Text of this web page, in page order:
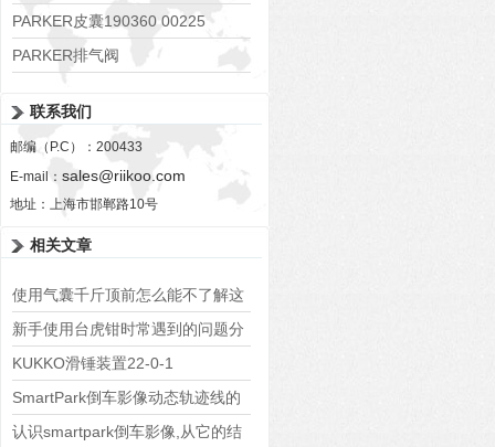
PARKER皮囊190360 00225
PARKER排气阀
联系我们
邮编（P.C）：200433
E-mail： sales@riikoo.com
地址：上海市邯郸路10号
相关文章
使用气囊千斤顶前怎么能不了解这
些
新手使用台虎钳时常遇到的问题分
析
KUKKO滑锤装置22-0-1
SmartPark倒车影像动态轨迹线的
校准与方向盘角度传感器匹配
认识smartpark倒车影像,从它的结